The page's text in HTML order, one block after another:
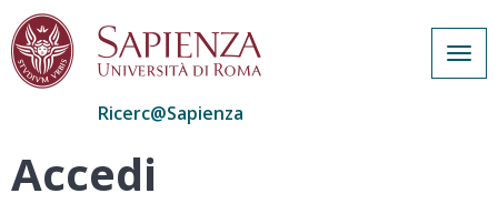
Salta
Ricerc@Sapienza
Accedi